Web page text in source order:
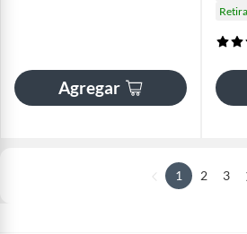
Agregar
1 2 3